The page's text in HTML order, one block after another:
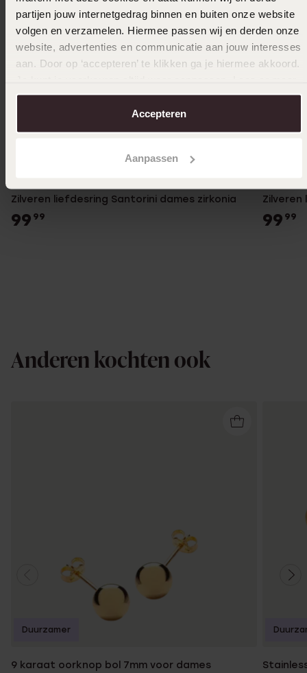
partijen jouw internetgedrag binnen en buiten onze website
volgen en verzamelen. Hiermee passen wij en derden onze
website, advertenties en communicatie aan jouw interesses
aan. Door op ‘accepteren’ te klikken ga je hiermee akkoord.
over in onscookiebeleid.
Accepteren
Aanpassen
Zilveren liefdesring Santorini dames zirkonia
99 99
Zilveren
99 99
Anderen kochten ook
9 karaat oorknop bol 7mm voor dames
Duurzamer